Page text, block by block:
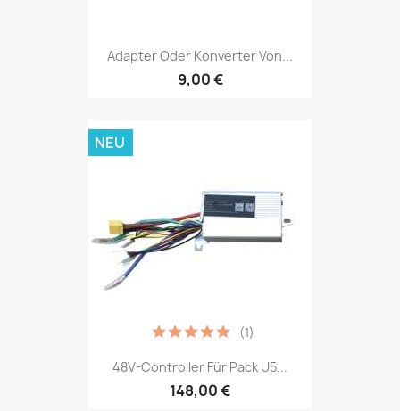
Adapter Oder Konverter Von...
9,00 €
48V-Controller Für Pack U5...
148,00 €
(1)
NEU